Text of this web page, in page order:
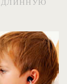
ДЛИННУЮ